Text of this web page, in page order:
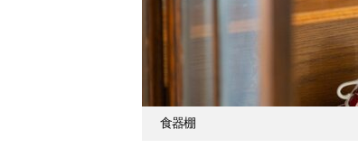
食器棚